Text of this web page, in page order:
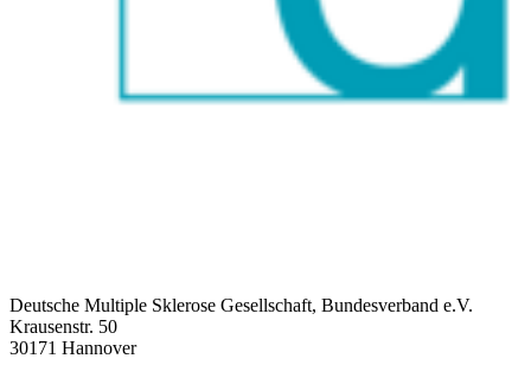
Deutsche Multiple Sklerose Gesellschaft, Bundesverband e.V.
Krausenstr. 50
30171 Hannover